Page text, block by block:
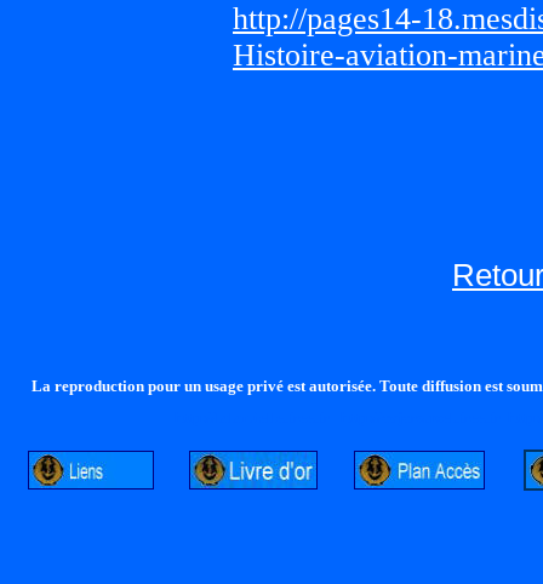
http://pages14-
Histoire-aviation-
La reproduction pour un usage privé est autorisée. Toute diffusion est